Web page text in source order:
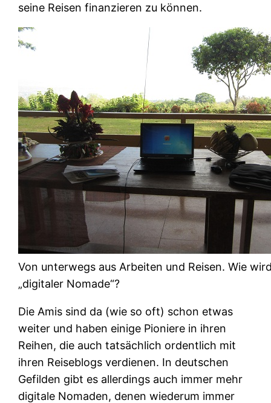
seine Reisen finanzieren zu können.
Von unterwegs aus Arbeiten und Reisen. Wie
„digitaler Nomade“?
Die Amis sind da (wie so oft) schon etwas
weiter und haben einige Pioniere in ihren
Reihen, die auch tatsächlich ordentlich mit
ihren Reiseblogs verdienen. In deutschen
Gefilden gibt es allerdings auch immer mehr
digitale Nomaden, denen wiederum immer